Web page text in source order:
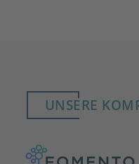
UNSERE